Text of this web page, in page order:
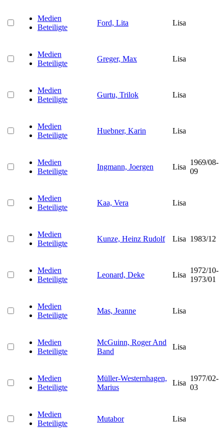
Medien
Beteiligte
Ford, Lita Lisa
Medien
Beteiligte
Greger, Max Lisa
Medien
Beteiligte
Gurtu, Trilok Lisa
Medien
Beteiligte
Huebner, Karin Lisa
Medien
Beteiligte
Ingmann, Joergen Lisa
1969/08-
09
Medien
Beteiligte
Kaa, Vera Lisa
Medien
Beteiligte
Kunze, Heinz Rudolf Lisa 1983/12
Medien
Beteiligte
Leonard, Deke Lisa
1972/10-
1973/01
Medien
Beteiligte
Mas, Jeanne Lisa
Medien
Beteiligte
McGuinn, Roger And
Band
Lisa
Medien
Beteiligte
Müller-Westernhagen,
Marius
Lisa
1977/02-
03
Medien
Beteiligte
Mutabor Lisa